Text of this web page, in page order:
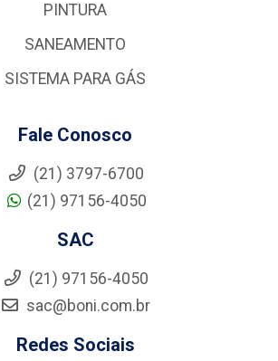
PINTURA
SANEAMENTO
SISTEMA PARA GÁS
Fale Conosco
(21) 3797-6700
(21) 97156-4050
SAC
(21) 97156-4050
sac@boni.com.br
Redes Sociais